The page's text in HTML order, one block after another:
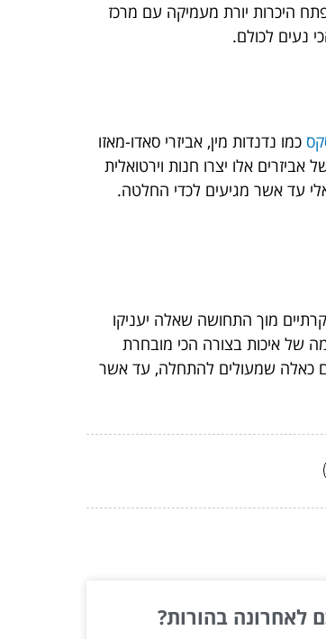
היכרות יורת מעמיקה עם מרכז
נעים לכולם.
כמו נדנדות מין, אביזרי סאדו-מאזו
אלו יצרו חנות וירטואלית
עד אשר מגיעים לכדי החלטה.
מוך התחושה שאלה יעניקו
של איכות בצורה הכי מובחרת
כאלה שמעולים להתחלה, עד אשר
לאחרונה בהורות?